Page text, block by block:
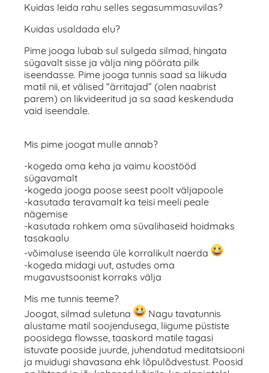
Kuidas leida rahu selles segasummasuvilas?
Kuidas usaldada elu?
Pime jooga lubab sul sulgeda silmad, hingata
sügavalt sisse ja välja ning pöörata pilk
iseendasse. Pime jooga tunnis saad sa liikuda
matil nii, et välised “ärritajad” (olen naabrist
parem) on likvideeritud ja sa saad keskenduda
vaid iseendale.
Mis pime joogat mulle annab?
-kogeda oma keha ja vaimu koostööd
sügavamalt
-kogeda jooga poose seest poolt väljapoole
-kasutada teravamalt ka teisi meeli peale
nägemise
-kasutada rohkem oma süvalihaseid hoidmaks
tasakaalu
-võimaluse iseenda üle korralikult naerda
-kogeda midagi uut, astudes oma
mugavustsoonist korraks välja
Mis me tunnis teeme?
Joogat, silmad suletuna
Nagu tavatunnis
alustame matil soojendusega, liigume püstiste
poosidega flowsse, taaskord matile tagasi
istuvate pooside juurde, juhendatud meditatsiooni
ja muidugi shavasana ehk lõpulõdvestust. Poosid